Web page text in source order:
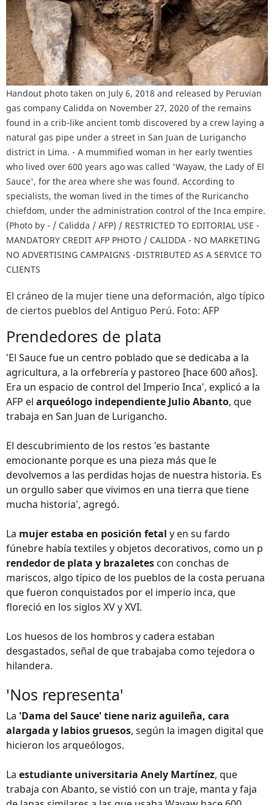
Handout photo taken on July 6, 2018 and released by Peruvian
gas company Calidda on November 27, 2020 of the remains
found in a crib-like ancient tomb discovered by a crew laying a
natural gas pipe under a street in San Juan de Lurigancho
district in Lima. - A mummified woman in her early twenties
who lived over 600 years ago was called 'Wayaw, the Lady of El
Sauce', for the area where she was found. According to
specialists, the woman lived in the times of the Ruricancho
chiefdom, under the administration control of the Inca empire.
(Photo by - / Calidda / AFP) / RESTRICTED TO EDITORIAL USE -
MANDATORY CREDIT AFP PHOTO / CALIDDA - NO MARKETING
NO ADVERTISING CAMPAIGNS -DISTRIBUTED AS A SERVICE TO
CLIENTS
El cráneo de la mujer tiene una deformación, algo típico
de ciertos pueblos del Antiguo Perú. Foto: AFP
Prendedores de plata
'El Sauce fue un centro poblado que se dedicaba a la
agricultura, a la orfebrería y pastoreo [hace 600 años].
Era un espacio de control del Imperio Inca', explicó a la
AFP el arqueólogo independiente Julio Abanto, que
trabaja en San Juan de Lurigancho.
El descubrimiento de los restos 'es bastante
emocionante porque es una pieza más que le
devolvemos a las perdidas hojas de nuestra historia. Es
un orgullo saber que vivimos en una tierra que tiene
mucha historia', agregó.
La mujer estaba en posición fetal y en su fardo
fúnebre había textiles y objetos decorativos, como un p
rendedor de plata y brazaletes con conchas de
mariscos, algo típico de los pueblos de la costa peruana
que fueron conquistados por el imperio inca, que
floreció en los siglos XV y XVI.
Los huesos de los hombros y cadera estaban
desgastados, señal de que trabajaba como tejedora o
hilandera.
'Nos representa'
La 'Dama del Sauce' tiene nariz aguileña, cara
alargada y labios gruesos, según la imagen digital que
hicieron los arqueólogos.
La estudiante universitaria Anely Martínez, que
trabaja con Abanto, se vistió con un traje, manta y faja